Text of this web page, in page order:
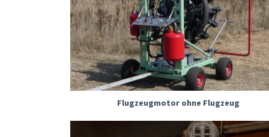
Flugzeugmotor ohne Flugzeug